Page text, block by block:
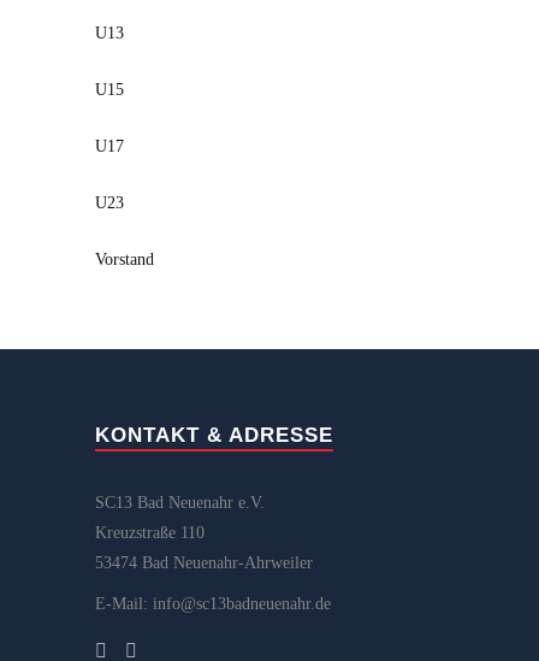
U13
U15
U17
U23
Vorstand
KONTAKT & ADRESSE
SC13 Bad Neuenahr e.V.
Kreuzstraße 110
53474 Bad Neuenahr-Ahrweiler
E-Mail: info@sc13badneuenahr.de